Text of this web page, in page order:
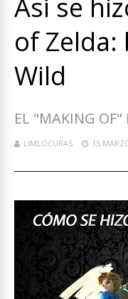
Así se
of
Wild
EL "MAKING OF"
LIMLOCURAS 15